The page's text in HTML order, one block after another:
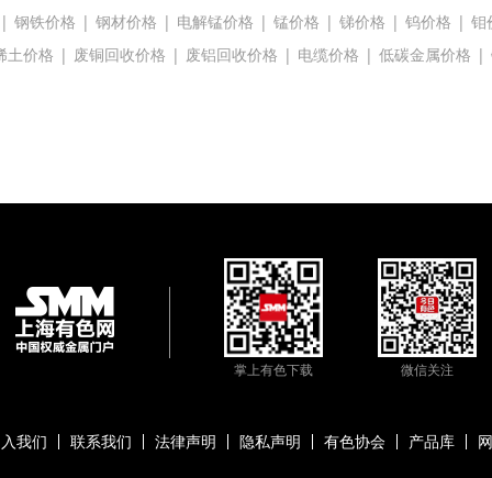
| 钢铁价格 | 钢材价格 | 电解锰价格 | 锰价格 | 锑价格 | 钨价格 | 钼
土价格 | 废铜回收价格 | 废铝回收价格 | 电缆价格 | 低碳金属价格 |
掌上有色下载 微信关注
我们 联系我们 法律声明 隐私声明 有色协会 产品库